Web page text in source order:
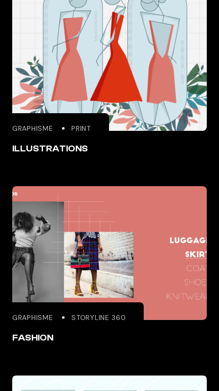
GRAPHISME PRINT
ILLUSTRATIONS
GRAPHISME STORYLINE 360
FASHION